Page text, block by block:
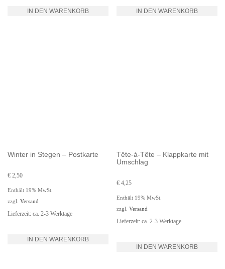
IN DEN WARENKORB IN DEN WARENKORB
Winter in Stegen – Postkarte
€ 2,50
Enthält 19% MwSt.
zzgl. Versand
Lieferzeit: ca. 2-3 Werktage
IN DEN WARENKORB
Tête-à-Tête – Klappkarte mit
Umschlag
€ 4,25
Enthält 19% MwSt.
zzgl.Versand
Lieferzeit: ca. 2-3 Werktage
IN DEN WARENKORB